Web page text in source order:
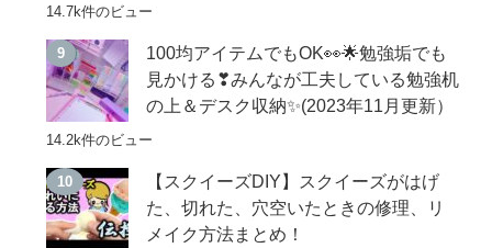
14.7k件のビュー
100均アイテムでもOK👀🌟勉強垢でも
見かける❣みんなが工夫している勉強机
の上＆デスク収納✨(2023年11月更新）
14.2k件のビュー
【スクイーズDIY】スクイーズがはげ
た、切れた、穴空いたときの修理、リ
メイク方法まとめ！